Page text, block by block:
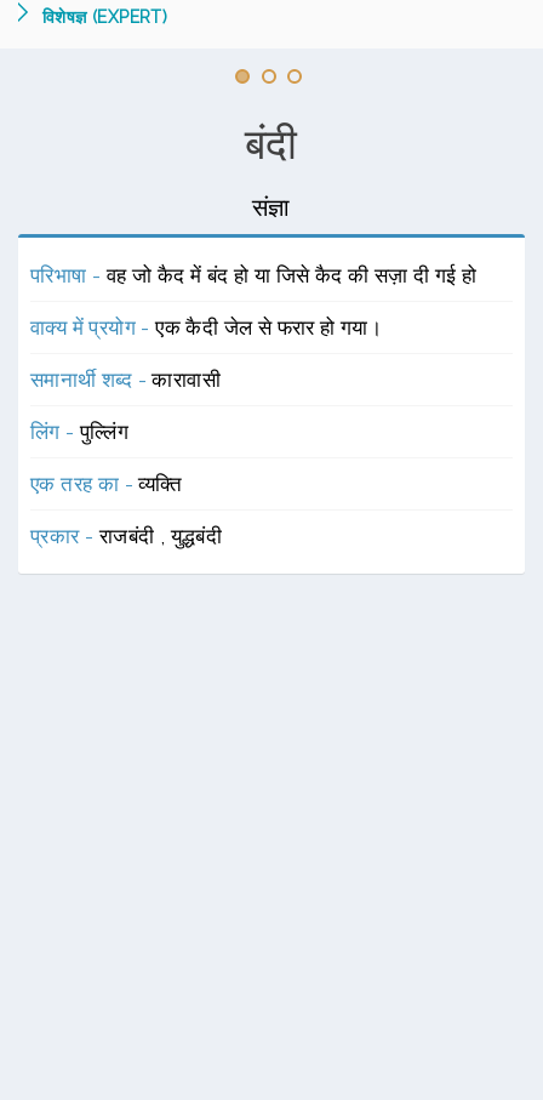
विशेषज्ञ (EXPERT)
बंदी
संज्ञा
परिभाषा -वह जो कैद में बंद हो या जिसे कैद की सज़ा दी गई हो
वाक्य में प्रयोग -एक कैदी जेल से फरार हो गया।
समानार्थी शब्द -कारावासी
लिंग -पुल्लिंग
एक तरह का -व्यक्ति
प्रकार -राजबंदी ,युद्धबंदी